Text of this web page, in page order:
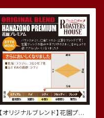
【オリジナルブレンド】花園プレ